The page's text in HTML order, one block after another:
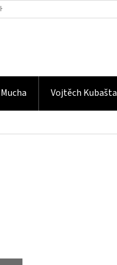
ÚDAJŮ
Vojtěch Kubašta